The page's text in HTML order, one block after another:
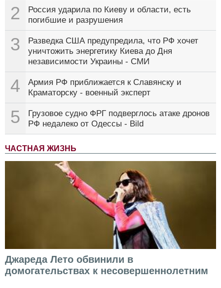
2
Россия ударила по Киеву и области, есть
погибшие и разрушения
3
Разведка США предупредила, что РФ хочет
уничтожить энергетику Киева до Дня
независимости Украины - СМИ
4
Армия РФ приближается к Славянску и
Краматорску - военный эксперт
5
Грузовое судно ФРГ подверглось атаке дронов
РФ недалеко от Одессы - Bild
ЧАСТНАЯ ЖИЗНЬ
Джареда Лето обвинили в
домогательствах к несовершеннолетним